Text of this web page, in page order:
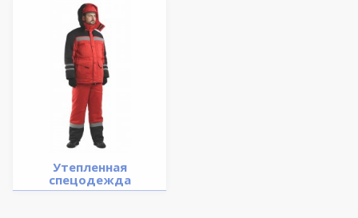
Утепленная
спецодежда